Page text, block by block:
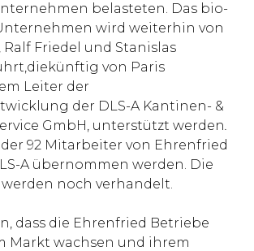
belasteten. Das bio-
wird weiterhin von
Friedel und Stanislas
von Paris
Leiter der
der DLS-A Kantinen- &
GmbH, unterstützt werden.
92 Mitarbeiter von Ehrenfried
A übernommen werden. Die
werden noch verhandelt.
dass die Ehrenfried Betriebe
Markt wachsen und ihrem